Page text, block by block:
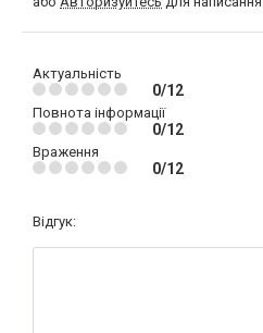
Актуальність
0/12
Повнота інформації
0/12
Враження
0/12
Відгук: